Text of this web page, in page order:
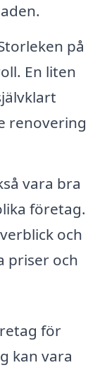
på
En liten
renovering
vara bra
företag.
och
priser och
för
kan vara